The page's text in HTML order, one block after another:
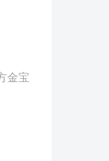
金宝